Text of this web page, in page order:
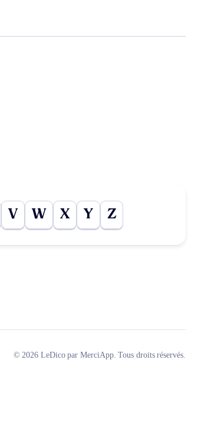
V W X Y Z
© 2026 LeDico par MerciApp. Tous droits réservés.